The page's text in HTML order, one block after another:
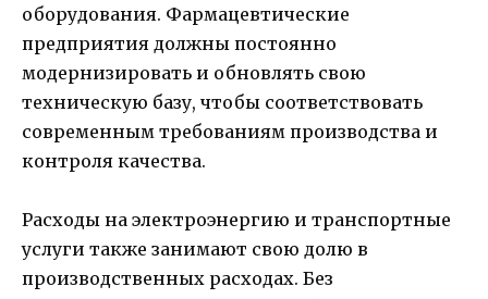
оборудования. Фармацевтические
предприятия должны постоянно
модернизировать и обновлять свою
техническую базу, чтобы соответствовать
современным требованиям производства и
контроля качества.
Расходы на электроэнергию и транспортные
услуги также занимают свою долю в
производственных расходах. Без